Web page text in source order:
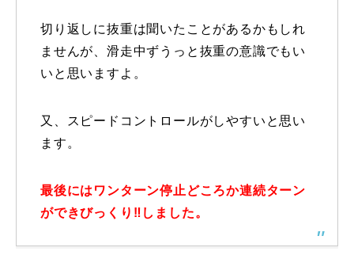
プレゼント Present
プレゼント付メルマガ
切り返しに抜重は聞いたことがあるかもしれ
ませんが、滑走中ずうっと抜重の意識でもい
いと思いますよ。
又、スピードコントロールがしやすいと思い
ます。
最後にはワンターン停止どころか連続ターン
ができびっくり‼️しました。